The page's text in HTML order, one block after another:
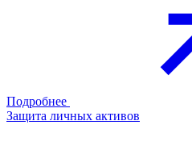
Подробнее
Защита личных активов